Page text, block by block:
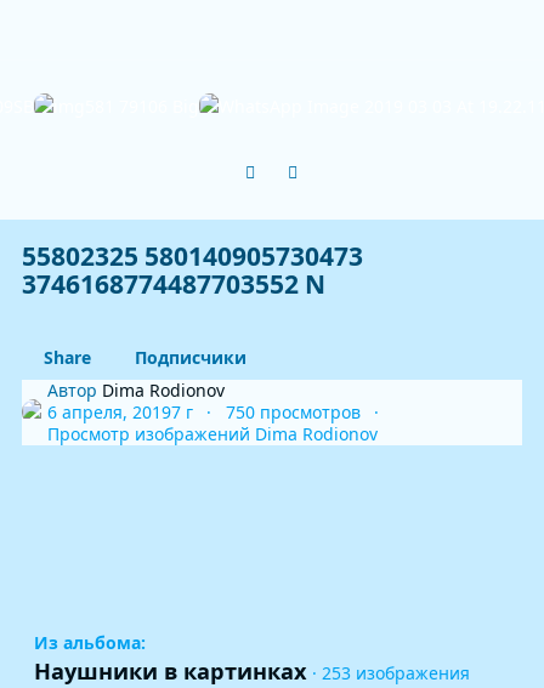
Previous carousel slide
Next carousel slide
55802325 580140905730473
3746168774487703552 N
Share
Подписчики
Автор Dima Rodionov
6 апреля, 20197 г
750 просмотров
Просмотр изображений Dima Rodionov
Из альбома:
Наушники в картинках · 253 изображения